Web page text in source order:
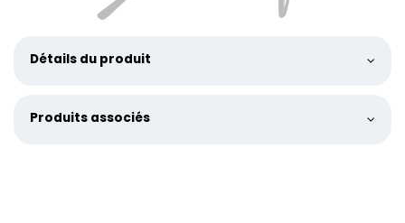
Détails du produit
Produits associés